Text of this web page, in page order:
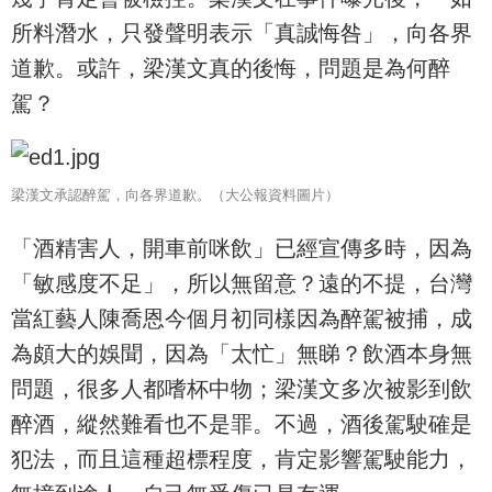
所料潛水，只發聲明表示「真誠悔咎」，向各界
道歉。或許，梁漢文真的後悔，問題是為何醉
駕？
梁漢文承認醉駕，向各界道歉。（大公報資料圖片）
「酒精害人，開車前咪飲」已經宣傳多時，因為
「敏感度不足」，所以無留意？遠的不提，台灣
當紅藝人陳喬恩今個月初同樣因為醉駕被捕，成
為頗大的娛聞，因為「太忙」無睇？飲酒本身無
問題，很多人都嗜杯中物；梁漢文多次被影到飲
醉酒，縱然難看也不是罪。不過，酒後駕駛確是
犯法，而且這種超標程度，肯定影響駕駛能力，